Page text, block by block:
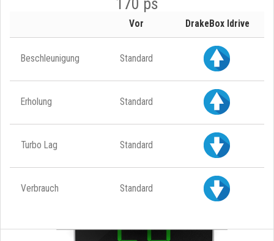
Vor DrakeBox Idrive
Beschleunigung Standard
Erholung Standard
Turbo Lag Standard
Verbrauch Standard